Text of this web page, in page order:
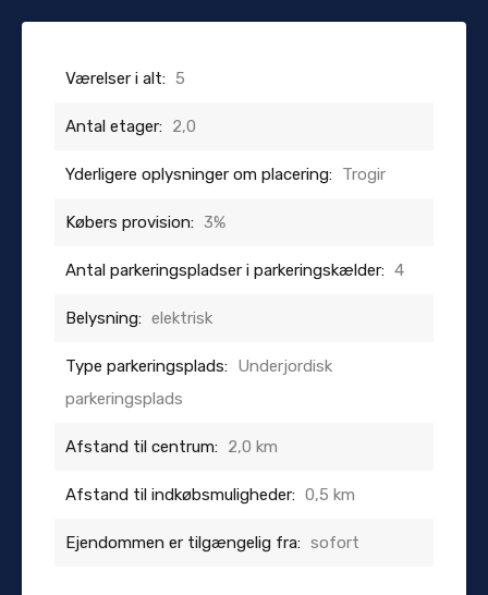
Værelser i alt: 5
Antal etager: 2,0
Yderligere oplysninger om placering: Trogir
Købers provision: 3%
Antal parkeringspladser i parkeringskælder: 4
Belysning: elektrisk
Type parkeringsplads: Underjordisk
parkeringsplads
Afstand til centrum: 2,0 km
Afstand til indkøbsmuligheder: 0,5 km
Ejendommen er tilgængelig fra: sofort